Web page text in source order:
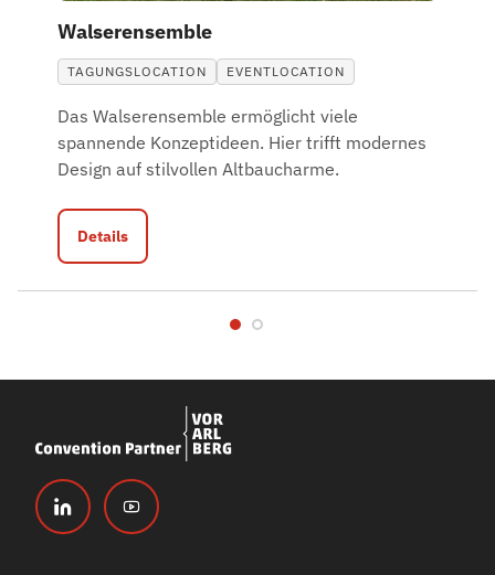
Walserensemble
TAGUNGSLOCATION EVENTLOCATION
Das Walserensemble ermöglicht viele
spannende Konzeptideen. Hier trifft modernes
Design auf stilvollen Altbaucharme.
Details